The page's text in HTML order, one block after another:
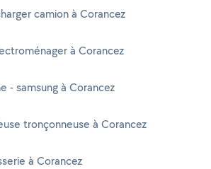
camion à Corancez
à Corancez
- samsung à Corancez
tronçonneuse à Corancez
à Corancez